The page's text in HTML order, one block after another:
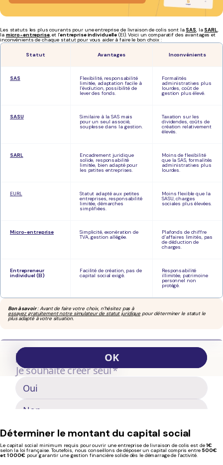
Les statuts les plus courants pour une entreprise de livraison de colis sont la SAS, la SARL,
la micro-entreprise, et l'entreprise individuelle (EI). Voici un comparatif des avantages et
inconvénients de chaque statut pour vous aider à faire le bon choix :
Statut Avantages Inconvénients
SAS Flexibilité, responsabilité
limitée, adaptation facile à
l’évolution, possibilité de
lever des fonds.
Formalités
administratives plus
lourdes, coût de
gestion plus élevé.
SASU Similaire à la SAS mais
pour un seul associé,
souplesse dans la gestion.
Taxation sur les
dividendes, coûts de
création relativement
élevés.
SARL Encadrement juridique
solide, responsabilité
limitée, bien adapté pour
les petites entreprises.
Moins de flexibilité
que la SAS, formalités
administratives plus
lourdes.
EURL Statut adapté aux petites
entreprises, responsabilité
limitée, démarches
simplifiées.
Moins flexible que la
SASU, charges
sociales plus élevées.
Micro-entreprise Simplicité, exonération de
TVA, gestion allégée.
Plafonds de chiffre
d’affaires limités, pas
de déduction de
charges.
Entrepreneur
individuel (EI)
Facilité de création, pas de
capital social exigé.
Responsabilité
illimitée, patrimoine
personnel non
protégé.
Bon à savoir: Avant de faire votre choix, n’hésitez pas à
essayez gratuitement notre simulateur de statut juridique pour déterminer le statut le
plus adapté à votre situation.
Déterminer le montant du capital social
Le capital social minimum requis pour ouvrir une entreprise de livraison de colis est de1€
selon la loi française. Toutefois, nous conseillons de déposer un capital compris entre 500€
et 1 000€ pour garantir une gestion financière solide dès le démarrage de l'activité.